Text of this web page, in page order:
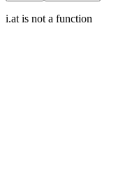
i.at is not a function